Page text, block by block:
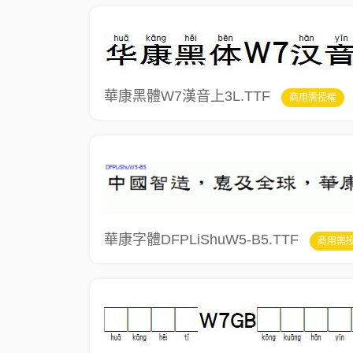
華康黑體W7漢音上3L.TTF 商用需授權
華康字體DFPLiShuW5-B5.TTF 商用需